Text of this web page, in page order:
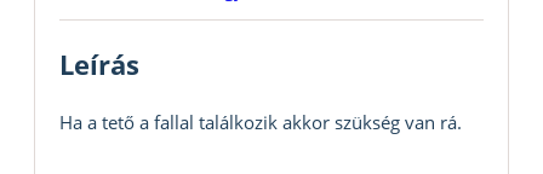
Leírás
Ha a tető a fallal találkozik akkor szükség van rá.